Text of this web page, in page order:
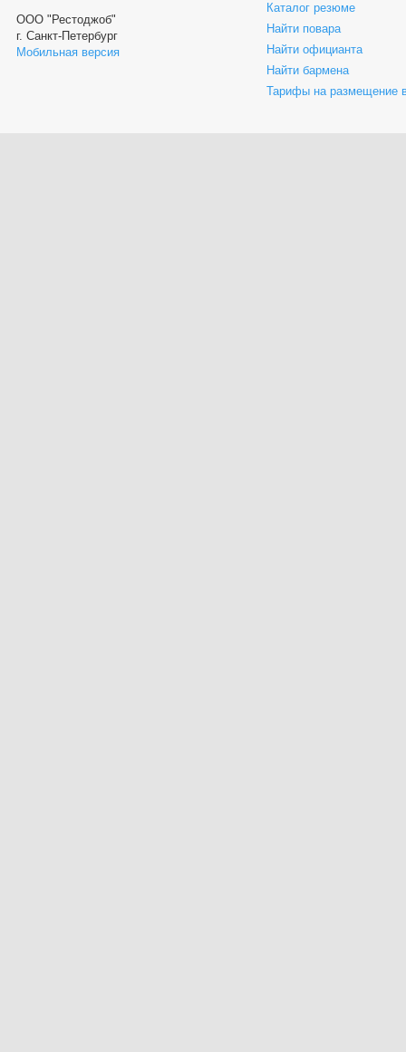
ООО "Рестоджоб"
г. Санкт-Петербург
Мобильная версия
Каталог резюме
Найти повара
Найти официанта
Найти бармена
Тарифы на размещение